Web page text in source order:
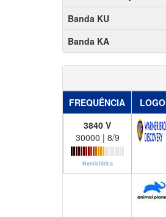
Banda KU
Banda KA
FREQUÊNCIA
LOGO
3840 V
30000 | 8/9
Hemisférica